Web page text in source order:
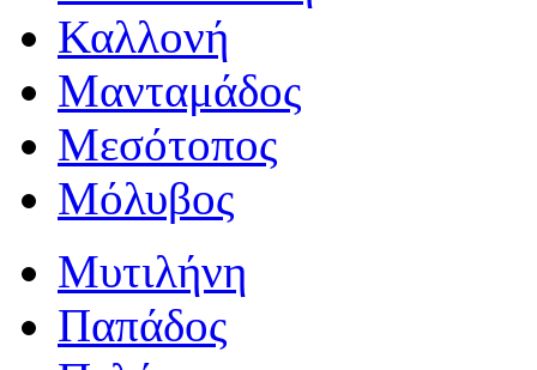
Καλλονή
Μανταμάδος
Μεσότοπος
Μόλυβος
Μυτιλήνη
Παπάδος